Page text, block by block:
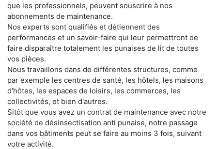
que les professionnels, peuvent souscrire à nos
abonnements de maintenance.
Nos experts sont qualifiés et détiennent des
performances et un savoir-faire qui leur permettront de
faire disparaître totalement les punaises de lit de toutes
vos pièces.
Nous travaillons dans de différentes structures, comme
par exemple les centres de santé, les hôtels, les maisons
d'hôtes, les espaces de loisirs, les commerces, les
collectivités, et bien d'autres.
Sitôt que vous avez un contrat de maintenance avec notre
société de désinsectisation anti punaise, notre passage
dans vos bâtiments peut se faire au moins 3 fois, suivant
votre activité.